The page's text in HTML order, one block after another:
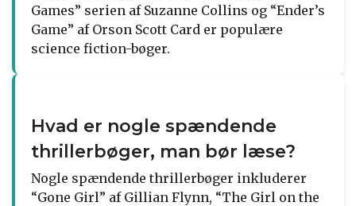
Games” serien af Suzanne Collins og “Ender’s
Game” af Orson Scott Card er populære
science fiction-bøger.
Hvad er nogle spændende
thrillerbøger, man bør læse?
Nogle spændende thrillerbøger inkluderer
“Gone Girl” af Gillian Flynn, “The Girl on the